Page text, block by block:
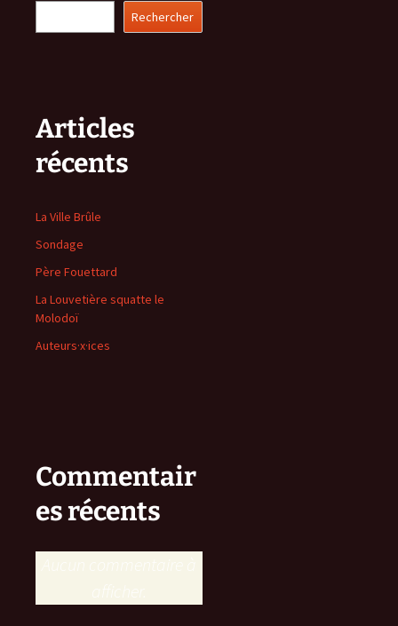
Rechercher
Articles
récents
La Ville Brûle
Sondage
Père Fouettard
La Louvetière squatte le
Molodoï
Auteurs·x·ices
Commentair
es récents